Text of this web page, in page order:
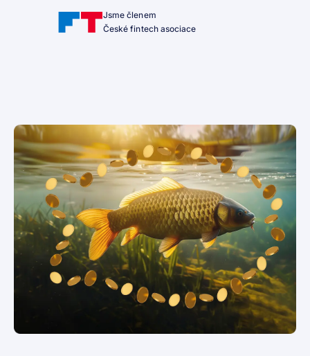
Jsme členem
České fintech asociace